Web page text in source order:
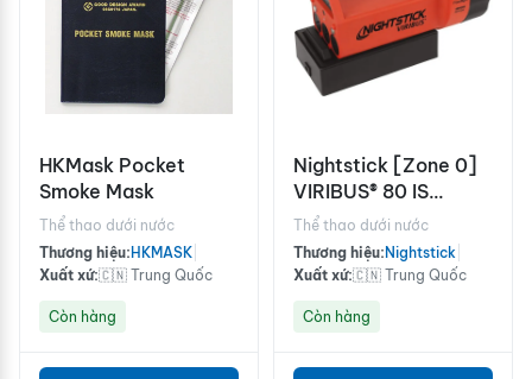
HKMask Pocket
Smoke Mask
Thể thao dưới nước
Thương hiệu: HKMASK
Xuất xứ:🇨🇳 Trung Quốc
Còn hàng
Nightstick [Zone 0]
VIRIBUS® 80 IS
Rechargeable Dual-
Light Lantern
Thể thao dưới nước
Thương hiệu: Nightstick
Xuất xứ:🇨🇳 Trung Quốc
Còn hàng